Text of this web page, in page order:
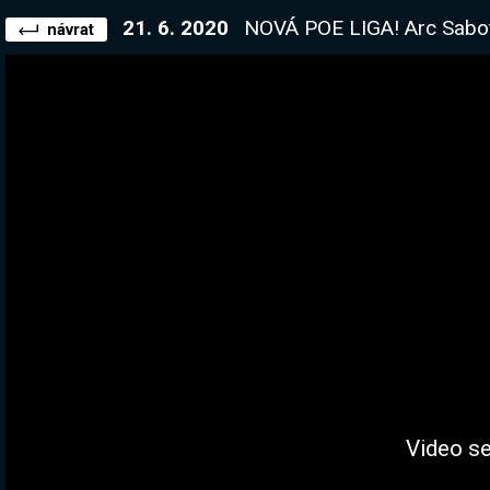
návrat 21. 6. 2020 NOVÁ POE LIGA! Arc
Video